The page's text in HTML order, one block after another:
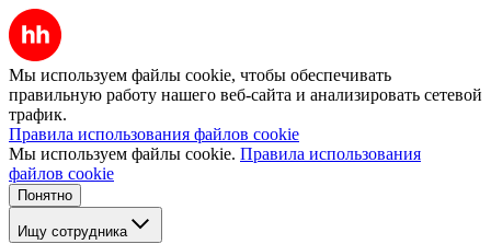
Мы используем файлы cookie, чтобы обеспечивать
правильную работу нашего веб-сайта и анализировать сетевой
трафик.
Правила использования файлов cookie
Мы используем файлы cookie. Правила использования
файлов cookie
Понятно
Ищу сотрудника